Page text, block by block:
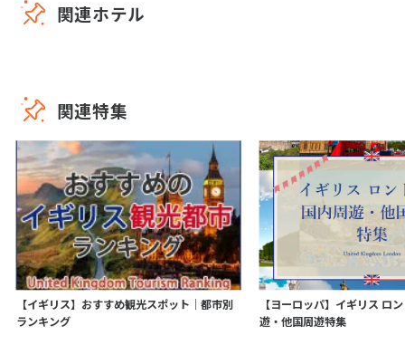
関連ホテル
関連特集
【イギリス】おすすめ観光スポット｜都市別
ランキング
【ヨーロッパ】イギリス ロ
遊・他国周遊特集